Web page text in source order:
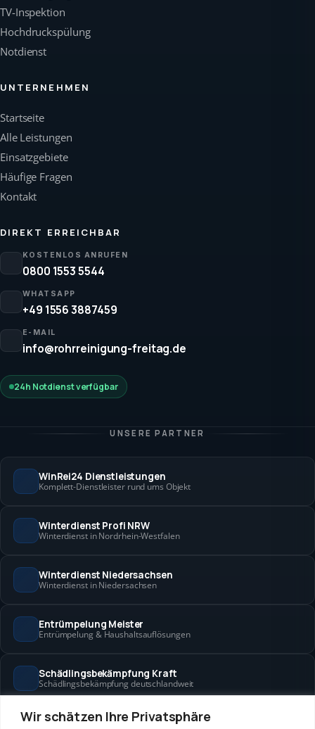
Wir schätzen Ihre Privatsphäre
TV-Inspektion
Hochdruckspülung
Notdienst
UNTERNEHMEN
Startseite
Alle Leistungen
Einsatzgebiete
Häufige Fragen
Kontakt
DIREKT ERREICHBAR
KOSTENLOS ANRUFEN
0800 1553 5544
WHATSAPP
+49 1556 3887459
E-MAIL
info@rohrreinigung-freitag.de
24h Notdienst verfügbar
UNSERE PARTNER
WinRei24 Dienstleistungen
Komplett-Dienstleister rund ums Objekt
Winterdienst Profi NRW
Winterdienst in Nordrhein-Westfalen
Winterdienst Niedersachsen
Winterdienst in Niedersachsen
Entrümpelung Meister
Entrümpelung & Haushaltsauflösungen
Schädlingsbekämpfung Kraft
Schädlingsbekämpfung deutschlandweit
Hanse Objektservice